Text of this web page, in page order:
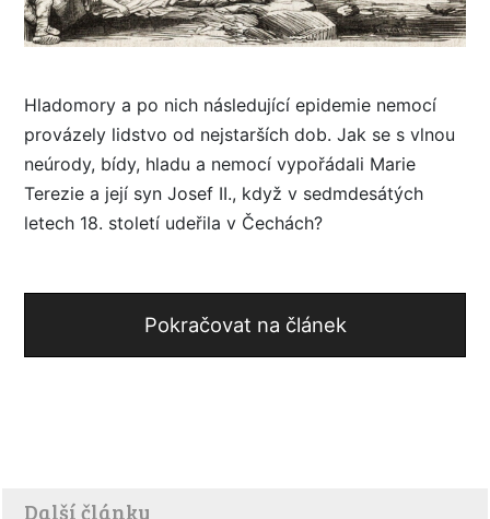
Hladomory a po nich následující epidemie nemocí
provázely lidstvo od nejstarších dob. Jak se s vlnou
neúrody, bídy, hladu a nemocí vypořádali Marie
Terezie a její syn Josef II., když v sedmdesátých
letech 18. století udeřila v Čechách?
Pokračovat na článek
Další články